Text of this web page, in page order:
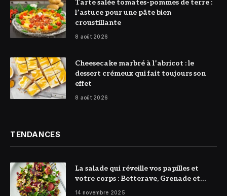
Tarte salée tomates-pommes de terre :
l’astuce pour une pâte bien
croustillante
8 août 2026
© DR
Cheesecake marbré à l’abricot : le
dessert crémeux qui fait toujours son
effet
8 août 2026
TENDANCES
La salade qui réveille vos papilles et
votre corps : Betterave, Grenade et
Citron à l’honneur
14 novembre 2025